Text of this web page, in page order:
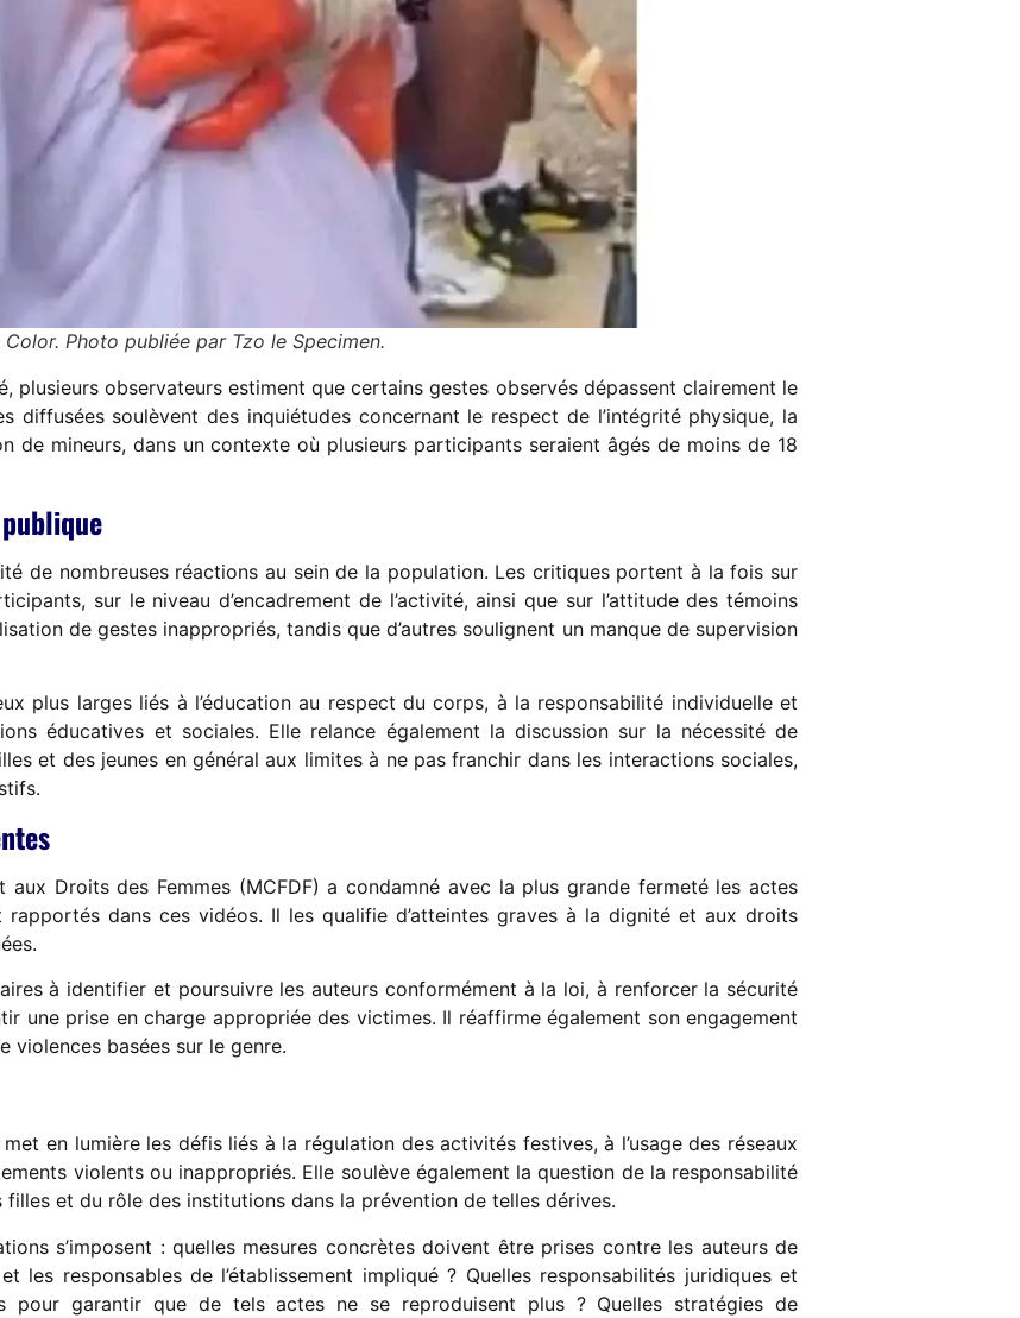
Photo publiée par Tzo le Specimen.
plusieurs observateurs estiment que certains gestes observés dépassent clairement le
diffusées soulèvent des inquiétudes concernant le respect de l’intégrité physique, la
de mineurs, dans un contexte où plusieurs participants seraient âgés de moins de 18
de nombreuses réactions au sein de la population. Les critiques portent à la fois sur
sur le niveau d’encadrement de l’activité, ainsi que sur l’attitude des témoins
de gestes inappropriés, tandis que d’autres soulignent un manque de supervision
plus larges liés à l’éducation au respect du corps, à la responsabilité individuelle et
éducatives et sociales. Elle relance également la discussion sur la nécessité de
et des jeunes en général aux limites à ne pas franchir dans les interactions sociales,
aux Droits des Femmes (MCFDF) a condamné avec la plus grande fermeté les actes
rapportés dans ces vidéos. Il les qualifie d’atteintes graves à la dignité et aux droits
à identifier et poursuivre les auteurs conformément à la loi, à renforcer la sécurité
une prise en charge appropriée des victimes. Il réaffirme également son engagement
violences basées sur le genre.
en lumière les défis liés à la régulation des activités festives, à l’usage des réseaux
violents ou inappropriés. Elle soulève également la question de la responsabilité
et du rôle des institutions dans la prévention de telles dérives.
s’imposent : quelles mesures concrètes doivent être prises contre les auteurs de
les responsables de l’établissement impliqué ? Quelles responsabilités juridiques et
pour garantir que de tels actes ne se reproduisent plus ? Quelles stratégies de